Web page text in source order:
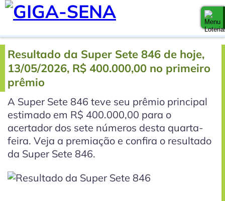
Resultado da Super Sete 846 de hoje,
13/05/2026, R$ 400.000,00 no primeiro
prêmio
A Super Sete 846 teve seu prêmio principal
estimado em R$ 400.000,00 para o
acertador dos sete números desta quarta-
feira. Veja a premiação e confira o resultado
da Super Sete 846.